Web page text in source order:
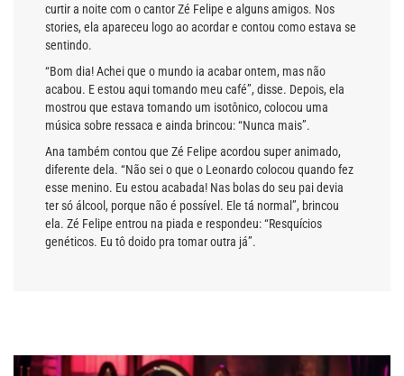
curtir a noite com o cantor Zé Felipe e alguns amigos. Nos
stories, ela apareceu logo ao acordar e contou como estava se
sentindo.
“Bom dia! Achei que o mundo ia acabar ontem, mas não
acabou. E estou aqui tomando meu café”, disse. Depois, ela
mostrou que estava tomando um isotônico, colocou uma
música sobre ressaca e ainda brincou: “Nunca mais”.
Ana também contou que Zé Felipe acordou super animado,
diferente dela. “Não sei o que o Leonardo colocou quando fez
esse menino. Eu estou acabada! Nas bolas do seu pai devia
ter só álcool, porque não é possível. Ele tá normal”, brincou
ela. Zé Felipe entrou na piada e respondeu: “Resquícios
genéticos. Eu tô doido pra tomar outra já”.